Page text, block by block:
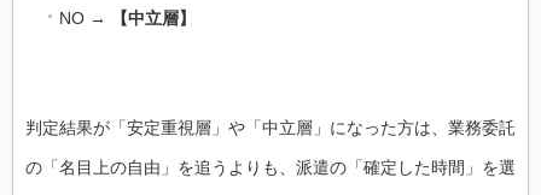
NO →
【中立層】
判定結果が「安定重視層」や「中立層」になった方は、業務委託
の「名目上の自由」を追うよりも、派遣の「確定した時間」を選